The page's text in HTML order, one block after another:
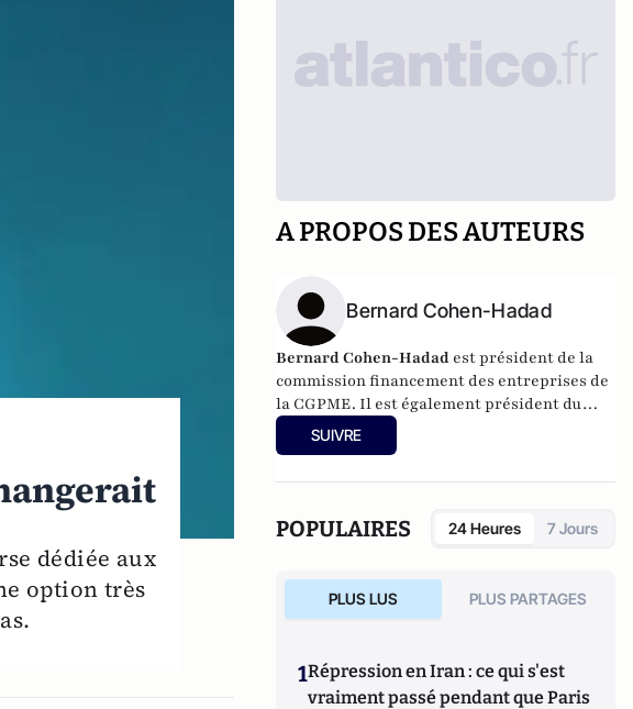
dédiée aux
option très
A PROPOS DES AUTEURS
Bernard Cohen-Hadad
Bernard Cohen-Hadad estprésident de la
commission financement des entreprises de
la CGPME. Il est également président du
think-tank Etienne Marcel et assureur.
SUIVRE
POPULAIRES 24 Heures 7 Jours
PLUS LUS PLUS PARTAGES
1Répression en Iran : ce qui s'est
vraiment passé pendant que Paris